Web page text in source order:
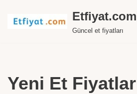
İçeriğe
Etfiyat.com
Güncel et fiyatları
Yeni Et